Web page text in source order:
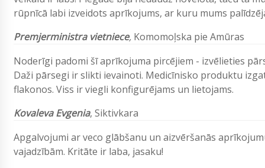
rūpnīcā labi izveidots aprīkojums, ar kuru mums
Premjerministra vietniece, Komomoļska pie Amūras
Noderīgi padomi šī aprīkojuma pircējiem - izvēlieties
Daži pārsegi ir slikti ievainoti. Medicīnisko produktu
flakonos. Viss ir viegli konfigurējams un lietojams.
Kovaleva Evgenia, Siktivkara
Apgalvojumi ar veco glābšanu un aizvēršanās
vajadzībām. Kritāte ir laba, jasaku!